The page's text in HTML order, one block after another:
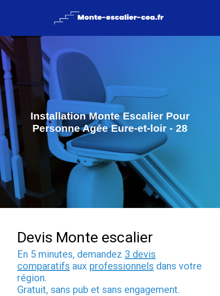
Installation Monte Escalier Pour
Personne Agée Eure-et-loir - 28
Devis Monte escalier
En 5 minutes, demandez 3 devis
comparatifs aux professionnels dans votre
région.
Gratuit, sans pub et sans engagement.